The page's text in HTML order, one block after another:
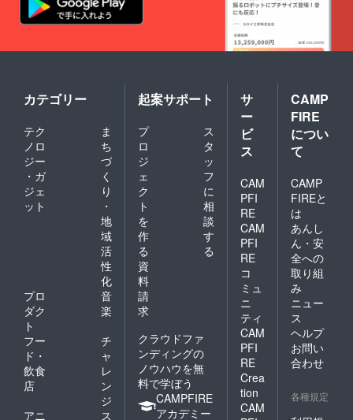
カテゴリー
テク
ノロ
ジー
・ガ
ジェ
ット
ま
ち
づ
く
り
・
地
域
活
性
化
プロ
ダク
ト
音
楽
フー
ド・
飲食
店
チ
ャ
レ
ン
ジ
アニ
ス
起案サポート
プ
ロ
ジ
ェ
ク
ト
を
作
る
ス
タ
ッ
フ
に
相
談
す
る
資
料
請
求
クラウドファ
ンディングの
ノウハウを無
料で学ぼう
CAMPFIRE
アカデミー
サ
ー
ビ
ス
CAM
PFI
RE
CAM
PFI
RE
コ
ミュ
ニ
ティ
CAM
PFI
RE
Crea
tion
CAM
CAMP
FIRE
につい
て
CAMP
FIREと
は
あんし
ん・安
全への
取り組
み
ニュー
ス
ヘルプ
お問い
合わせ
各種規定